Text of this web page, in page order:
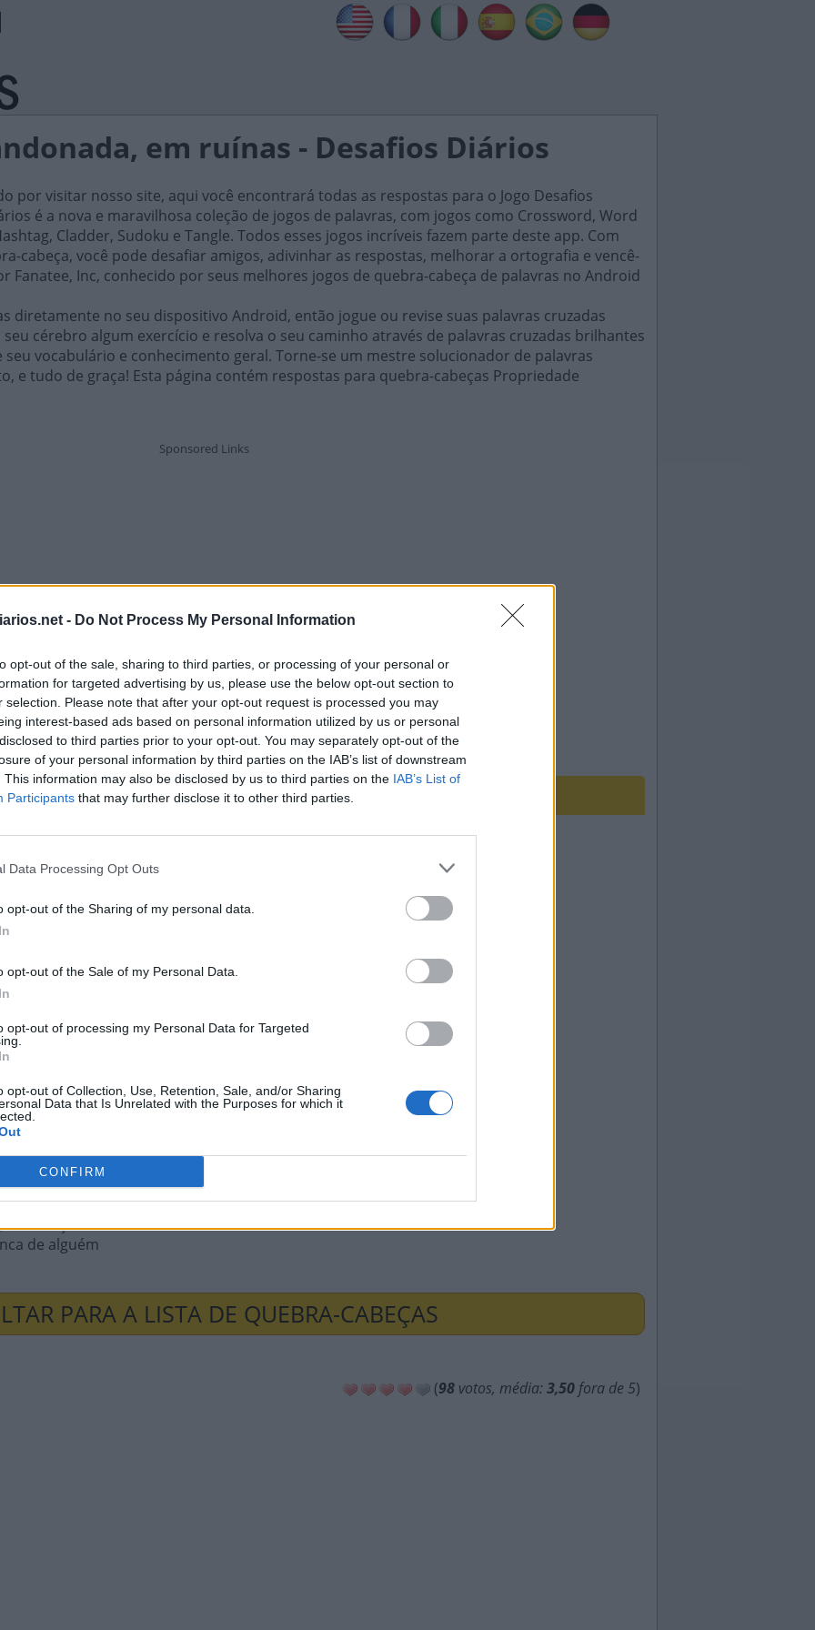
- Do Not Process My Personal Information
opt-out of the sale, sharing to third parties, or processing of your personal or
for targeted advertising by us, please use the below opt-out section to
selection. Please note that after your opt-out request is processed you may
interest-based ads based on personal information utilized by us or personal
to third parties prior to your opt-out. You may separately opt-out of the
of your personal information by third parties on the IAB’s list of downstream
This information may also be disclosed by us to third parties on the IAB’s List of
Participants that may further disclose it to other third parties.
Data Processing Opt Outs
opt-out of the Sharing of my personal data.
opt-out of the Sale of my Personal Data.
opt-out of processing my Personal Data for Targeted
opt-out of Collection, Use, Retention, Sale, and/or Sharing
Data that Is Unrelated with the Purposes for which it
CONFIRM
em ruínas - Desafios Diários
por visitar nosso site, aqui você encontrará todas as respostas para o Jogo Desafios
é a nova e maravilhosa coleção de jogos de palavras, com jogos como Crossword, Word
Cladder, Sudoku e Tangle. Todos esses jogos incríveis fazem parte deste app. Com
cabeça, você pode desafiar amigos, adivinhar as respostas, melhorar a ortografia e vencê-
Fanatee, Inc, conhecido por seus melhores jogos de quebra-cabeça de palavras no Android
diretamente no seu dispositivo Android, então jogue ou revise suas palavras cruzadas
cérebro algum exercício e resolva o seu caminho através de palavras cruzadas brilhantes
vocabulário e conhecimento geral. Torne-se um mestre solucionador de palavras
e tudo de graça! Esta página contém respostas para quebra-cabeças Propriedade
Propriedade abandonada, em ruínas
cabeça:
tanto
na França
de alguém
PARA A LISTA DE QUEBRA-CABEÇAS
(98 votos, média: 3,50 fora de 5)